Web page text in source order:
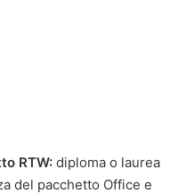
RTW: diploma o laurea
del pacchetto Office e